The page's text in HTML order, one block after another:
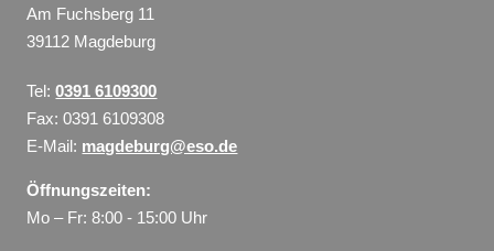
Am Fuchsberg 11
39112 Magdeburg
Tel:0391 6109300
Fax: 0391 6109308
E-Mail: magdeburg@eso.de
Öffnungszeiten:
Mo – Fr: 8:00 - 15:00 Uhr